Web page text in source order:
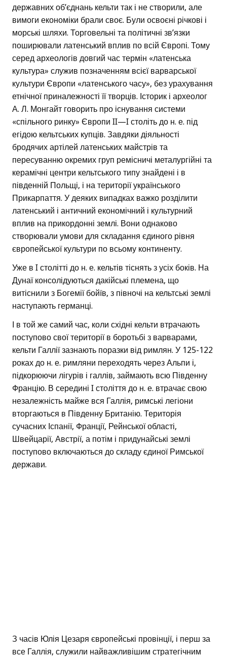
державних об’єднань кельти так і не створили, але
вимоги економіки брали своє. Були освоєні річкові і
морські шляхи. Торговельні та політичні зв’язки
поширювали латенський вплив по всій Європі. Тому
серед археологів довгий час термін «латенська
культура» служив позначенням всієї варварської
культури Європи «латенського часу», без урахування
етнічної приналежності її творців. Історик і археолог
А. Л. Монгайт говорить про існування системи
«спільного ринку» Європи II—I століть до н. е. під
егідою кельтських купців. Завдяки діяльності
бродячих артілей латенських майстрів та
пересуванню окремих груп ремісничі металургійні та
керамічні центри кельтського типу знайдені і в
південній Польщі, і на території українського
Прикарпаття. У деяких випадках важко розділити
латенський і античний економічний і культурний
вплив на прикордонні землі. Вони однаково
створювали умови для складання єдиного рівня
європейської культури по всьому континенту.
Уже в I столітті до н. е. кельтів тіснять з усіх боків. На
Дунаї консолідуються дакійські племена, що
витіснили з Богемії бойїв, з півночі на кельтські землі
наступають германці.
І в той же самий час, коли східні кельти втрачають
поступово свої території в боротьбі з варварами,
кельти Галлії зазнають поразки від римлян. У 125-122
роках до н. е. римляни переходять через Альпи і,
підкорюючи лігурів і галлів, займають всю Південну
Францію. В середині I століття до н. е. втрачає свою
незалежність майже вся Галлія, римські легіони
вторгаються в Південну Британію. Територія
сучасних Іспанії, Франції, Рейнської області,
Швейцарії, Австрії, а потім і придунайські землі
поступово включаються до складу єдиної Римської
держави.
З часів Юлія Цезаря європейські провінції, і перш за
все Галлія, служили найважливішим стратегічним